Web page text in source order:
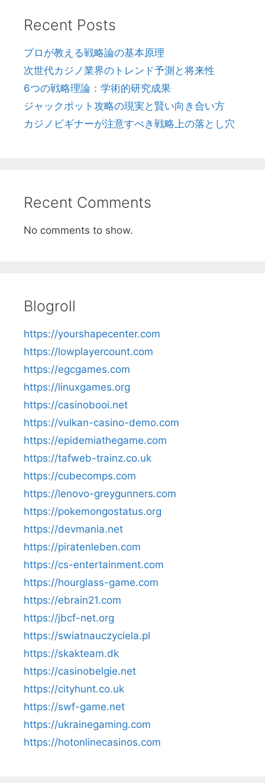
Recent Posts
プロが教える戦略論の基本原理
次世代カジノ業界のトレンド予測と将来性
6つの戦略理論：学術的研究成果
ジャックポット攻略の現実と賢い向き合い方
カジノビギナーが注意すべき戦略上の落とし穴
Recent Comments
No comments to show.
Blogroll
https://yourshapecenter.com
https://lowplayercount.com
https://egcgames.com
https://linuxgames.org
https://casinobooi.net
https://vulkan-casino-demo.com
https://epidemiathegame.com
https://tafweb-trainz.co.uk
https://cubecomps.com
https://lenovo-greygunners.com
https://pokemongostatus.org
https://devmania.net
https://piratenleben.com
https://cs-entertainment.com
https://hourglass-game.com
https://ebrain21.com
https://jbcf-net.org
https://swiatnauczyciela.pl
https://skakteam.dk
https://casinobelgie.net
https://cityhunt.co.uk
https://swf-game.net
https://ukrainegaming.com
https://hotonlinecasinos.com